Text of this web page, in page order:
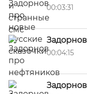
00:03:31
00:04:15